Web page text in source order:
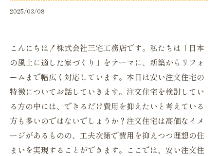
2025/03/08
こんにちは！株式会社三宅工務店です。私たちは「日本
の風土に適した家づくり」をテーマに、新築からリフォ
ームまで幅広く対応しています。本日は安い注文住宅の
特徴についてお話していきます。注文住宅を検討してい
る方の中には、できるだけ費用を抑えたいと考えている
方も多いのではないでしょうか？注文住宅は高価なイメ
ージがあるものの、工夫次第で費用を抑えつつ理想の住
まいを実現することができます。ここでは、安い注文住